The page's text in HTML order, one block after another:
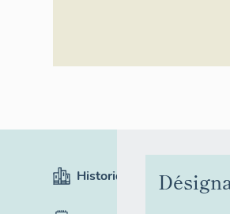
Historique